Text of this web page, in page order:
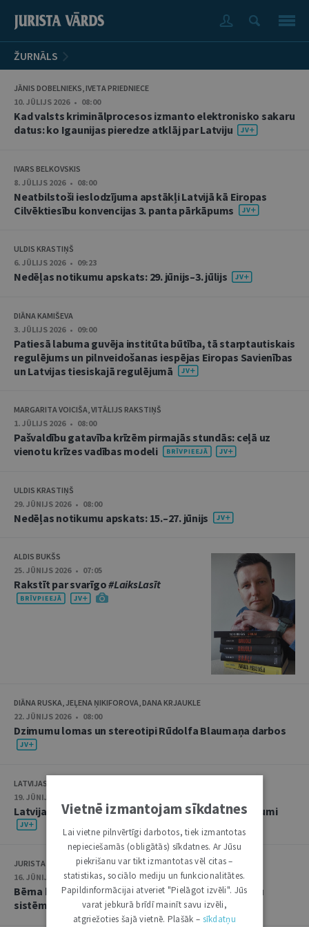
ŽURNĀLS
JĀNIS DOBELNIEKS, IVETA PRIEDNIECE
10. JŪLIJS 2026 • 08:00
Kad valsts kriminālprocesos izmanto elektronisko sakaru
datus: ko Igaunijas pieredze atklāj par Latviju
IVARS BELKOVSKIS
8. JŪLIJS 2026 • 08:00
Neatbilstoši ieslodzījuma apstākļi Latvijā kā Eiropas
Cilvēktiesību konvencijas 3. panta pārkāpums
ULDIS KRASTIŅŠ
6. JŪLIJS 2026 • 09:23
Nedēļas notikumu apskats: 29. jūnijs–3. jūlijs
DIĀNA KAMIŠEVA
3. JŪLIJS 2026 • 09:00
Patiesā labuma guvēja institūta būtība, tā starptautiskais
regulējums un pilnveidošanas iespējas Eiropas Savienības
un Latvijas tiesiskajā regulējumā
MARGARITA VOICIŠA, VITĀLIJS RAKSTIŅŠ
1. JŪLIJS 2026 • 08:00
Pašvaldību gatavība krīzēm pirmajās stundās: ceļā uz
vienotu krīzes vadības modeli
ULDIS KRASTIŅŠ
29. JŪNIJS 2026 • 08:00
Nedēļas notikumu apskats: 15.–27. jūnijs
ALDIS BUKŠS
25. JŪNIJS 2026 • 07:05
Rakstīt par svarīgo#LaiksLasīt
DIĀNA RUSKA, JEĻENA ŅIKIFOROVA, DANA KRJAUKLE
22. JŪNIJS 2026 • 08:00
Dzimumu lomas un stereotipi Rūdolfa Blaumaņa darbos
LATVIJAS ZVĒRINĀTU ADVOKĀTU PADOME
19. JŪNIJS 2026 • 09:00
Latvijas Zvērinātu advokātu padomes aktuālie lēmumi
JURISTA VĀRDS
16. JŪNIJS 2026 • 08:15
Bērna balss un starptautiskie līgumi Latvijas tiesību
sistēmā
Vietnē izmantojam sīkdatnes
Lai vietne pilnvērtīgi darbotos, tiek izmantotas
nepieciešamās (obligātās) sīkdatnes. Ar Jūsu
piekrišanu var tikt izmantotas vēl citas –
statistikas, sociālo mediju un funkcionalitātes.
Papildinformācijai atveriet "Pielāgot izvēli". Jūs
varat jebkurā brīdī mainīt savu izvēli,
atgriežoties šajā vietnē. Plašāk – sīkdatņu